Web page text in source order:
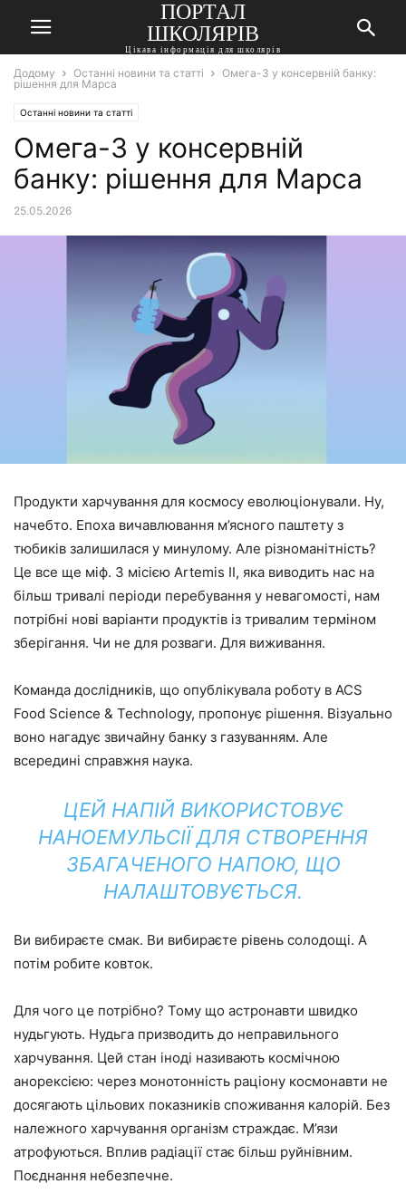
ПОРТАЛ
ШКОЛЯРІВ
Цікава інформація для школярів
Додому Останні новини та статті
Омега-3 у консервній банку:
рішення для Марса
Останні новини та статті
Омега-3 у консервній
банку: рішення для Марса
25.05.2026
Продукти харчування для космосу еволюціонували. Ну,
начебто. Епоха вичавлювання м’ясного паштету з
тюбиків залишилася у минулому. Але різноманітність?
Це все ще міф. З місією Artemis II, яка виводить нас на
більш тривалі періоди перебування у невагомості, нам
потрібні нові варіанти продуктів із тривалим терміном
зберігання. Чи не для розваги. Для виживання.
Команда дослідників, що опублікувала роботу в ACS
Food Science & Technology, пропонує рішення. Візуально
воно нагадує звичайну банку з газуванням. Але
всередині справжня наука.
ЦЕЙ НАПІЙ ВИКОРИСТОВУЄ
НАНОЕМУЛЬСІЇ ДЛЯ СТВОРЕННЯ
ЗБАГАЧЕНОГО НАПОЮ, ЩО
НАЛАШТОВУЄТЬСЯ.
Ви вибираєте смак. Ви вибираєте рівень солодощі. А
потім робите ковток.
Для чого це потрібно? Тому що астронавти швидко
нудьгують. Нудьга призводить до неправильного
харчування. Цей стан іноді називають космічною
анорексією: через монотонність раціону космонавти не
досягають цільових показників споживання калорій. Без
належного харчування організм страждає. М’язи
атрофуються. Вплив радіації стає більш руйнівним.
Поєднання небезпечне.